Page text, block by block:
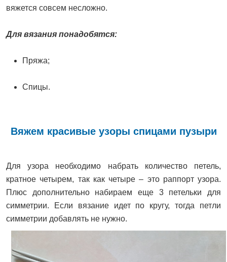
вяжется совсем несложно.
Для вязания понадобятся:
Пряжа;
Спицы.
Вяжем красивые узоры спицами пузыри
Для узора необходимо набрать количество петель,
кратное четырем, так как четыре – это раппорт узора.
Плюс дополнительно набираем еще 3 петельки для
симметрии. Если вязание идет по кругу, тогда петли
симметрии добавлять не нужно.